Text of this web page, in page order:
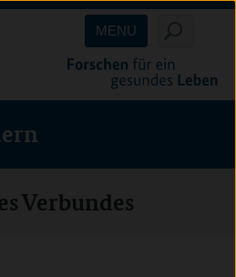
MENU
Verbundes